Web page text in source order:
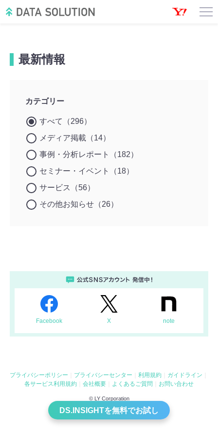
DS.INSIGHTを無料でお試し
最新情報
カテゴリー
すべて（296）
メディア掲載（14）
事例・分析レポート（182）
セミナー・イベント（18）
サービス（56）
その他お知らせ（26）
Facebook X note
プライバシーポリシー プライバシーセンター 利用規約
ガイドライン
各サービス利用規約
会社概要 よくあるご質問 お問い合わせ
© LY Corporation